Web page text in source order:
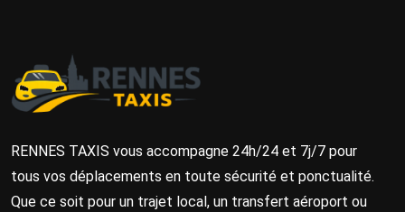
RENNES TAXIS vous accompagne 24h/24 et 7j/7 pour
tous vos déplacements en toute sécurité et ponctualité.
Que ce soit pour un trajet local, un transfert aéroport ou